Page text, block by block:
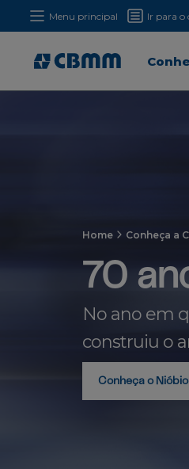
Menu principal Ir para o
Home Conheça a
70
No ano em
construiu o
Conheça o Nióbio